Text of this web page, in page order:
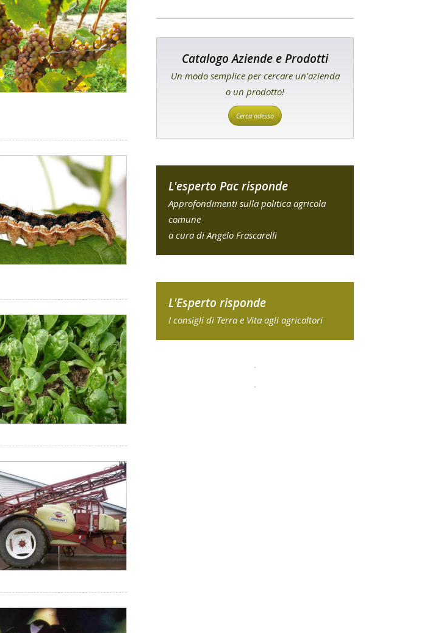
Catalogo Aziende e Prodotti
Un modo semplice per cercare un'azienda
o un prodotto!
Cerca adesso
L'esperto Pac risponde
Approfondimenti sulla politica agricola
comune
a cura di Angelo Frascarelli
L'Esperto risponde
I consigli di Terra e Vita agli agricoltori